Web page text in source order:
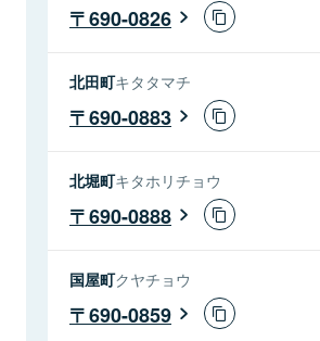
690-0826
北田町キタタマチ
690-0883
北堀町キタホリチョウ
690-0888
国屋町クヤチョウ
690-0859